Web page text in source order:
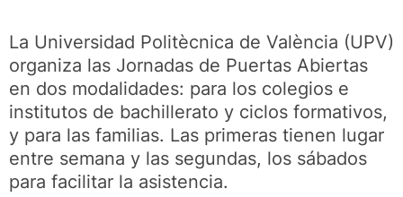
La Universidad Politècnica de València (UPV)
organiza las Jornadas de Puertas Abiertas
en dos modalidades: para los colegios e
institutos de bachillerato y ciclos formativos,
y para las familias. Las primeras tienen lugar
entre semana y las segundas, los sábados
para facilitar la asistencia.